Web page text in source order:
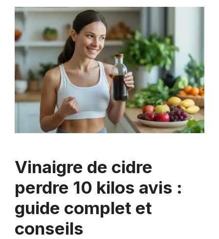
Vinaigre de cidre
perdre 10 kilos avis :
guide complet et
conseils